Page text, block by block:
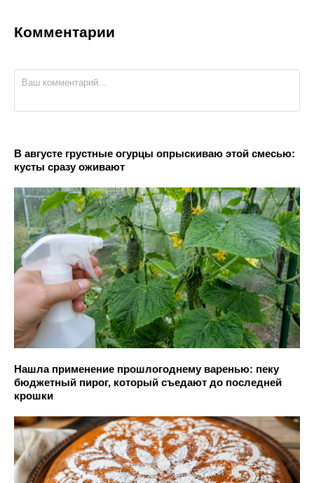
Комментарии
В августе грустные огурцы опрыскиваю этой смесью:
кусты сразу оживают
Нашла применение прошлогоднему варенью: пеку
бюджетный пирог, который съедают до последней
крошки